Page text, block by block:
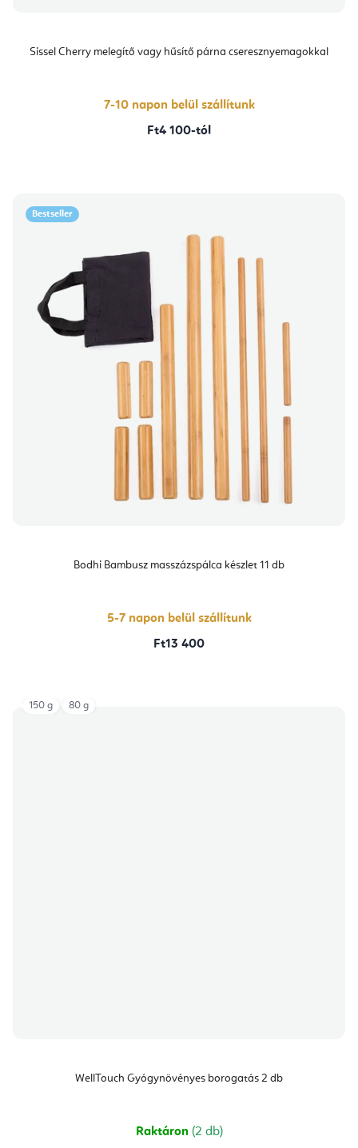
Sissel Cherry melegítő vagy hűsítő párna cseresznyemagokkal
7-10 napon belül szállítunk
Ft4 100-tól
Bestseller
Bodhi Bambusz masszázspálca készlet 11 db
5-7 napon belül szállítunk
Ft13 400
WellTouch Gyógynövényes borogatás 2 db
Raktáron (2 db)
150 g 80 g